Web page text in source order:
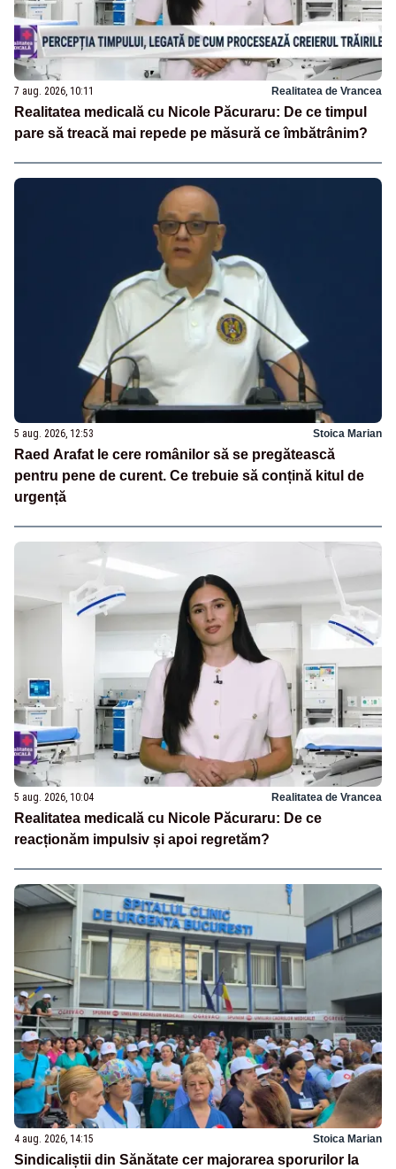
7 aug. 2026, 10:11 Realitatea de Vrancea
Realitatea medicală cu Nicole Păcuraru: De ce timpul
pare să treacă mai repede pe măsură ce îmbătrânim?
5 aug. 2026, 12:53 Stoica Marian
Raed Arafat le cere românilor să se pregătească
pentru pene de curent. Ce trebuie să conțină kitul de
urgență
5 aug. 2026, 10:04 Realitatea de Vrancea
Realitatea medicală cu Nicole Păcuraru: De ce
reacționăm impulsiv și apoi regretăm?
4 aug. 2026, 14:15 Stoica Marian
Sindicaliștii din Sănătate cer majorarea sporurilor la